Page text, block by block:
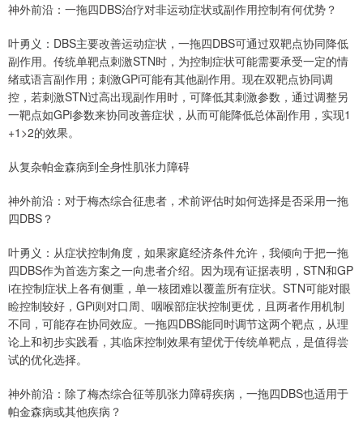
神外前沿：一拖四DBS治疗对非运动症状或副作用控制有何优势？
叶勇义：DBS主要改善运动症状，一拖四DBS可通过双靶点协同降低
副作用。传统单靶点刺激STN时，为控制症状可能需要承受一定的情
绪或语言副作用；刺激GPi可能有其他副作用。现在双靶点协同调
控，若刺激STN过高出现副作用时，可降低其刺激参数，通过调整另
一靶点如GPi参数来协同改善症状，从而可能降低总体副作用，实现1
+1>2的效果。
从复杂帕金森病到全身性肌张力障碍
神外前沿：对于梅杰综合征患者，术前评估时如何选择是否采用一拖
四DBS？
叶勇义：从症状控制角度，如果家庭经济条件允许，我倾向于把一拖
四DBS作为首选方案之一向患者介绍。因为现有证据表明，STN和GP
i在控制症状上各有侧重，单一核团难以覆盖所有症状。STN可能对眼
睑控制较好，GPi则对口周、咽喉部症状控制更优，且两者作用机制
不同，可能存在协同效应。一拖四DBS能同时调节这两个靶点，从理
论上和初步实践看，其临床控制效果有望优于传统单靶点，是值得尝
试的优化选择。
神外前沿：除了梅杰综合征等肌张力障碍疾病，一拖四DBS也适用于
帕金森病或其他疾病？